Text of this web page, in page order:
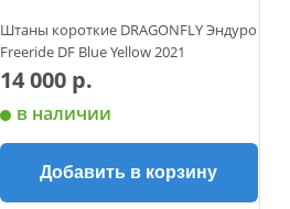
Штаны короткие DRAGONFLY Эндуро
Freeride DF Blue Yellow 2021
14 000 р.
в наличии
Добавить в корзину